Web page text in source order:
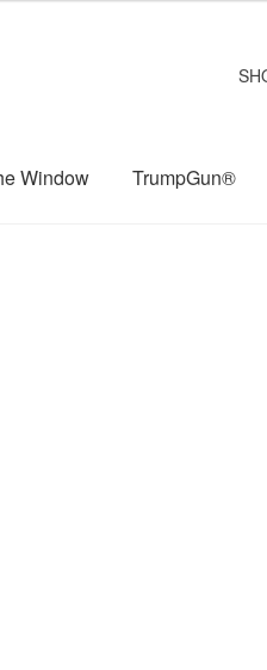
Window TrumpGun®